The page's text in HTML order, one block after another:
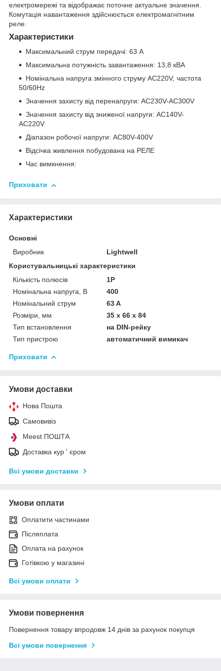
електромережі та відображає поточне актуальне значення.
Комутація навантаження здійснюється електромагнітним
реле.
Характеристики
Максимальний струм передачі: 63 A
Максимальна потужність завантаження: 13,8 кВА
Номінальна напруга змінного струму AC220V, частота
50/60Hz
Значення захисту від перенапруги: AC230V-AC300V
Значення захисту від зниженої напруги: AC140V-
AC220V
Діапазон робочої напруги: AC80V-400V
Відсічка живлення побудована на РЕЛЕ
Час вимкнення:
Приховати
Характеристики
Основні
Виробник
Lightwell
Користувальницькі характеристики
Кількість полюсів
1P
Номінальна напруга, В
400
Номінальний струм
63 A
Розміри, мм
35 х 66 х 84
Тип встановлення
на DIN-рейку
Тип пристрою
автоматичний вимикач
Приховати
Умови доставки
Нова Пошта
Самовивіз
Meest ПОШТА
Доставка кур ' єром
Всі умови доставки
Умови оплати
Оплатити частинами
Післяплата
Оплата на рахунок
Готівкою у магазині
Всі умови оплати
Умови повернення
Повернення товару впродовж 14 днів за рахунок покупця
Всі умови повернення